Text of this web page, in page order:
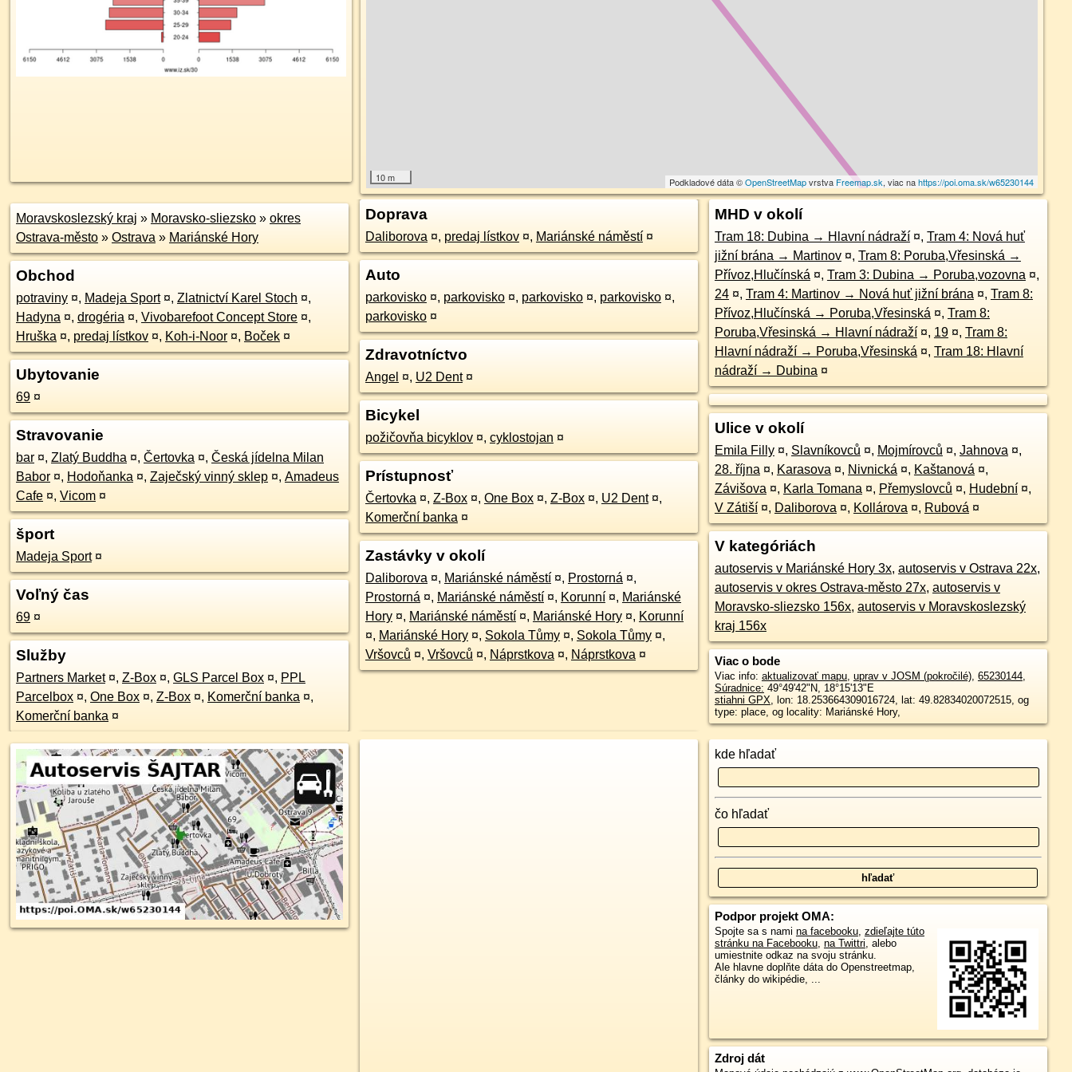
10 m Podkladové dáta ©OpenStreetMapvrstva Freemap.sk, viac nahttps://poi.oma.sk/w65230144
Moravskoslezský kraj » Moravsko-sliezsko » okres
Ostrava-město » Ostrava » Mariánské Hory
Obchod
potraviny ¤, Madeja Sport ¤, Zlatnictví Karel Stoch ¤,
Hadyna ¤, drogéria ¤, Vivobarefoot Concept Store ¤,
Hruška ¤, predaj lístkov ¤, Koh-i-Noor ¤, Boček ¤
Ubytovanie
69 ¤
Stravovanie
bar ¤, Zlatý Buddha ¤, Čertovka ¤, Česká jídelna Milan
Babor ¤, Hodoňanka ¤, Zaječský vinný sklep ¤, Amadeus
Cafe ¤, Vicom ¤
šport
Madeja Sport ¤
Voľný čas
69 ¤
Služby
Partners Market ¤, Z-Box ¤, GLS Parcel Box ¤, PPL
Parcelbox ¤, One Box ¤, Z-Box ¤, Komerční banka ¤,
Komerční banka ¤
Doprava
Daliborova ¤, predaj lístkov ¤, Mariánské náměstí ¤
Auto
parkovisko ¤, parkovisko ¤, parkovisko ¤, parkovisko ¤,
parkovisko ¤
Zdravotníctvo
Angel ¤, U2 Dent ¤
Bicykel
požičovňa bicyklov ¤, cyklostojan ¤
Prístupnosť
Čertovka ¤, Z-Box ¤, One Box ¤, Z-Box ¤, U2 Dent ¤,
Komerční banka ¤
Zastávky v okolí
Daliborova ¤, Mariánské náměstí ¤, Prostorná ¤,
Prostorná ¤, Mariánské náměstí ¤, Korunní ¤, Mariánské
Hory ¤, Mariánské náměstí ¤, Mariánské Hory ¤, Korunní
¤, Mariánské Hory ¤, Sokola Tůmy ¤, Sokola Tůmy ¤,
Vršovců ¤, Vršovců ¤, Náprstkova ¤, Náprstkova ¤
MHD v okolí
Tram 18: Dubina → Hlavní nádraží ¤, Tram 4: Nová huť
jižní brána → Martinov ¤, Tram 8: Poruba,Vřesinská →
Přívoz,Hlučínská ¤, Tram 3: Dubina → Poruba,vozovna ¤,
24 ¤, Tram 4: Martinov → Nová huť jižní brána ¤, Tram 8:
Přívoz,Hlučínská → Poruba,Vřesinská ¤, Tram 8:
Poruba,Vřesinská → Hlavní nádraží ¤, 19 ¤, Tram 8:
Hlavní nádraží → Poruba,Vřesinská ¤, Tram 18: Hlavní
nádraží → Dubina ¤
Ulice v okolí
Emila Filly ¤, Slavníkovců ¤, Mojmírovců ¤, Jahnova ¤,
28. října ¤, Karasova ¤, Nivnická ¤, Kaštanová ¤,
Závišova ¤, Karla Tomana ¤, Přemyslovců ¤, Hudební ¤,
V Zátiší ¤, Daliborova ¤, Kollárova ¤, Rubová ¤
V kategóriách
autoservis v Mariánské Hory 3x, autoservis v Ostrava 22x,
autoservis v okres Ostrava-město 27x, autoservis v
Moravsko-sliezsko 156x, autoservis v Moravskoslezský
kraj 156x
Viac o bode
Viac info: aktualizovať mapu, uprav v JOSM (pokročilé), 65230144,
Súradnice: 49°49'42"N, 18°15'13"E
stiahni GPX, lon: 18.253664309016724, lat: 49.82834020072515, og
type: place, og locality: Mariánské Hory,
kde hľadať
čo hľadať
Podpor projekt OMA:
Spojte sa s nami na facebooku, zdieľajte túto
stránku na Facebooku, na Twittri, alebo
umiestnite odkaz na svoju stránku.
Ale hlavne doplňte dáta do Openstreetmap,
články do wikipédie, ...
Zdroj dát